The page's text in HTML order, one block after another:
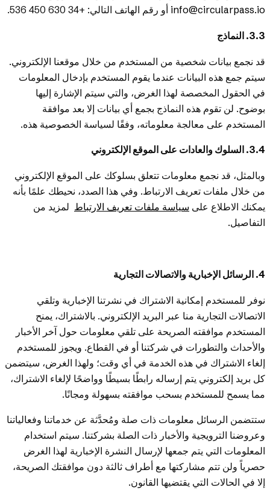
info@circularpass.io أو رقم الهاتف التالي: +34 630 450 536.
3.3. النماذج
قد نجمع بيانات شخصية من المستخدم من خلال موقعنا الإلكتروني.
سيتم جمع هذه البيانات عندما يقوم المستخدم بإدخال المعلومات
في الحقول المخصصة لهذا الغرض، والتي سيتم الإشارة إليها
بوضوح. لن تقوم هذه النماذج بجمع أي بيانات إلا بعد موافقة
المستخدم على معالجة معلوماته، وفقًا لسياسة الخصوصية هذه.
3.4. السلوك والعادات على الموقع الإلكتروني
وبالمثل، قد نجمع معلومات تتعلق بسلوكك على الموقع الإلكتروني
من خلال ملفات تعريف الارتباط. وفي هذا الصدد، نحيطك علمًا بأنه
يمكنك الاطلاع على سياسة ملفات تعريف الارتباط لمزيد من
التفاصيل.
4. الرسائل الإخبارية والاتصالات التجارية
نوفر للمستخدم إمكانية الاشتراك في نشرتنا الإخبارية وتلقي
الاتصالات التجارية منا عبر البريد الإلكتروني. بالاشتراك، يمنح
المستخدم موافقته الصريحة على تلقي معلومات حول آخر الأخبار
والأحداث والتطورات في شركتنا أو في القطاع. ويجوز للمستخدم
إلغاء الاشتراك في هذه الخدمة في أي وقت؛ ولهذا الغرض، سيتضمن
كل بريد إلكتروني يتم إرساله رابطًا بسيطًا وواضحًا لإلغاء الاشتراك،
مما يسمح للمستخدم بسحب موافقته بسهولة ومجانًا.
ستتضمن الرسائل معلومات ذات صلة ومُحدَّثة عن خدماتنا وفعالياتنا
وعروضنا الترويجية والأخبار ذات الصلة بشركتنا. سيتم استخدام
المعلومات التي يتم جمعها لإرسال النشرة الإخبارية لهذا الغرض
حصرياً ولن تتم مشاركتها مع أطراف ثالثة دون موافقتك الصريحة،
إلا في الحالات التي يقتضيها القانون.